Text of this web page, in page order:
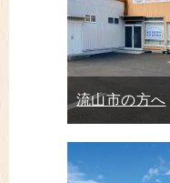
流山市の方へ